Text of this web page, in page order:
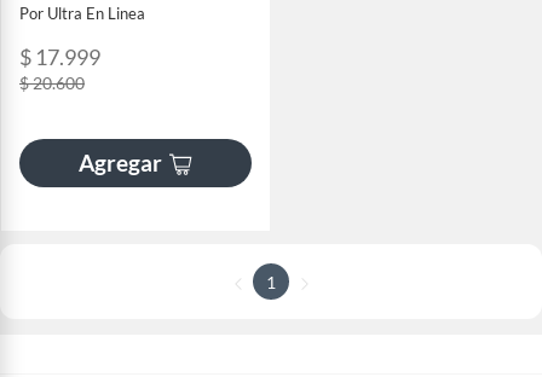
Por Ultra En Linea
$ 17.999
$ 20.600
Agregar
1